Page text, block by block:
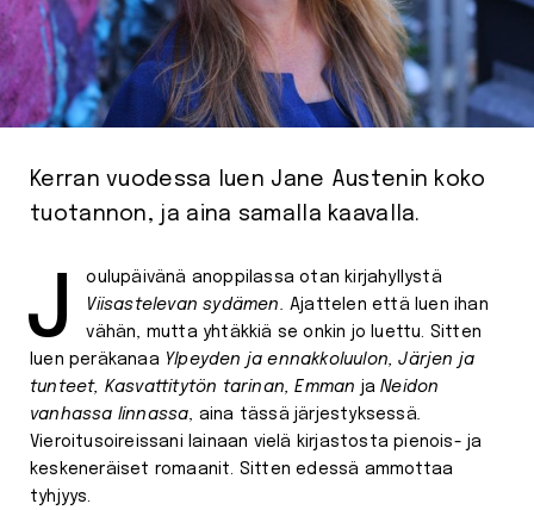
Kerran vuodessa luen Jane Austenin koko
tuotannon, ja aina samalla kaavalla.
Joulupäivänä anoppilassa otan kirjahyllystä
Viisastelevan sydämen. Ajattelen että luen ihan
vähän, mutta yhtäkkiä se onkin jo luettu. Sitten
luen peräkanaa Ylpeyden ja ennakkoluulon, Järjen ja
tunteet, Kasvattitytön tarinan, Emman jaNeidon
vanhassa linnassa, aina tässä järjestyksessä.
Vieroitusoireissani lainaan vielä kirjastosta pienois- ja
keskeneräiset romaanit. Sitten edessä ammottaa
tyhjyys.